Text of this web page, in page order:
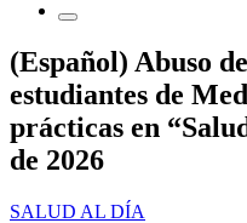
(Español) Abuso
estudiantes de
prácticas en
de 2026
SALUD AL DÍA